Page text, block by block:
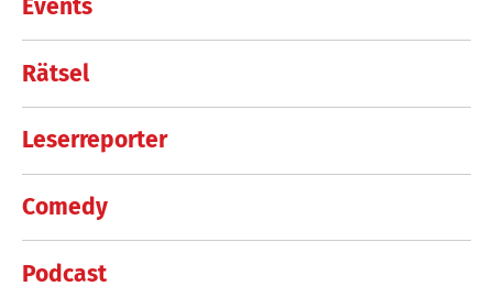
Events
Rätsel
Leserreporter
Comedy
Podcast